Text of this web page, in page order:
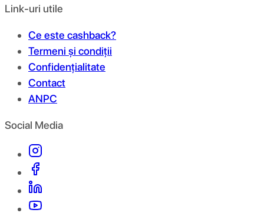
Link-uri utile
Ce este cashback?
Termeni și condiții
Confidențialitate
Contact
ANPC
Social Media